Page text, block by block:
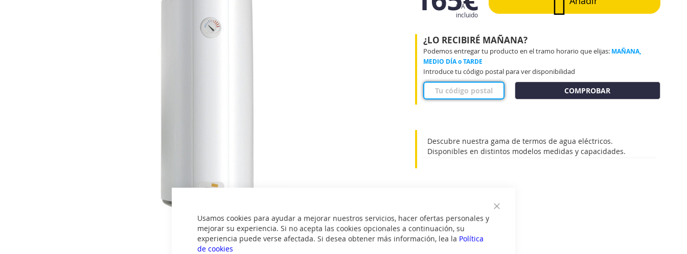
Usamos cookies para ayudar a mejorar nuestros servicios, hacer ofertas personales y
mejorar su experiencia. Si no acepta las cookies opcionales a continuación, su
experiencia puede verse afectada. Si desea obtener más información, lea la Política
de cookies
IVA
incluido
¿LO RECIBIRÉ MAÑANA?
Podemos entregar tu producto en el tramo horario que elijas: MAÑANA,
MEDIO DÍA o TARDE
Introduce tu código postal para ver disponibilidad
COMPROBAR
Descubre nuestra gama de termos de agua eléctricos.
Disponibles en distintos modelos medidas y capacidades.